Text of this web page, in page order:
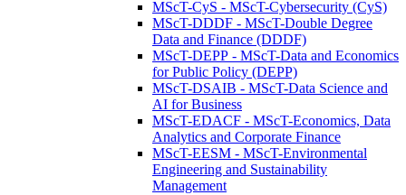
MScT-CyS - MScT-Cybersecurity (CyS)
MScT-DDDF - MScT-Double Degree
Data and Finance (DDDF)
MScT-DEPP - MScT-Data and Economics
for Public Policy (DEPP)
MScT-DSAIB - MScT-Data Science and
AI for Business
MScT-EDACF - MScT-Economics, Data
Analytics and Corporate Finance
MScT-EESM - MScT-Environmental
Engineering and Sustainability
Management